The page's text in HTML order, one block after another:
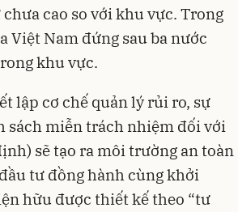
cao so với khu vực. Trong
Việt Nam đứng sau ba nước
khu vực.
lập cơ chế quản lý rủi ro, sự
sách miễn trách nhiệm đối với
sẽ tạo ra môi trường an toàn
tư đồng hành cùng khởi
hữu được thiết kế theo “tư